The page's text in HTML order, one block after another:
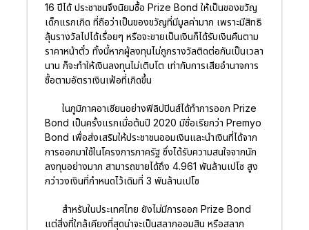
16 ปีได้ ประชาชนจึงนิยมซื้อ Prize Bond ให้เป็นของขวัญ
เด็กแรกเกิด ที่ถือว่าเป็นของขวัญที่มีมูลค่ามาก เพราะมีสิทธิ
ลุ้นรางวัลไปได้เรื่อยๆ หรือจะขายเป็นเงินก็ได้รับเงินคืนตาม
ราคาหน้าตั๋ว ทั้งนี้หากผู้ลงทุนไม่ถูกรางวัลติดต่อกันเป็นเวลา
นาน ก็จะทำให้เงินลงทุนไม่เติบโต เท่ากับการเสียอำนาจการ
ซื้อตามอัตราเงินเฟ้อที่เกิดขึ้น
ในภูมิภาคอาเซียนอย่างฟิลิปปินส์ได้ทำการออก Prize
Bond เป็นครั้งแรกเมื่อต้นปี 2020 มีชื่อเรียกว่า Premyo
Bond เพื่อส่งเสริมให้ประชาชนออมเงินและนำเงินที่ได้จาก
การออกมาใช้ในโครงการภาครัฐ ซึ่งได้รับความสนใจจากนัก
ลงทุนอย่างมาก สามารถขายได้ถึง 4.961 พันล้านเปโซ สูง
กว่าวงเงินที่กำหนดไว้เดิมที่ 3 พันล้านเปโซ
สำหรับในประเทศไทย ยังไม่มีการออก Prize Bond
แต่สิ่งที่ใกล้เคียงที่สุดน่าจะเป็นสลากออมสิน หรือสลาก